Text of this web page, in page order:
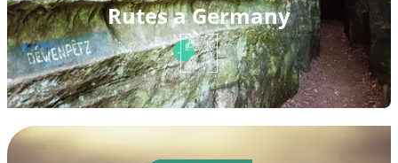
Rutes a Germany